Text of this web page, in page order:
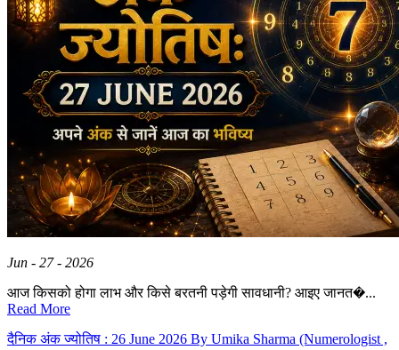
Jun - 27 - 2026
आज किसको होगा लाभ और किसे बरतनी पड़ेगी सावधानी? आइए जानत�...
Read More
दैनिक अंक ज्योतिष : 26 June 2026 By Umika Sharma (Numerologist ,